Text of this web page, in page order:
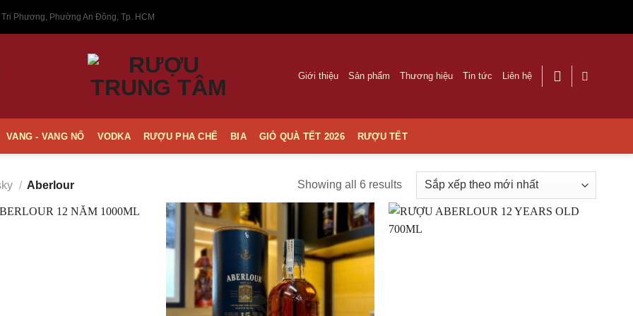
Phương, Phường An Đông, Tp. HCM
Giới thiệu Sản phẩm Thương hiệu Tin tức Liên hệ
VANG - VANG NỔ VODKA RƯỢU PHA CHẾ BIA GIỎ QUÀ TẾT 2026 RƯỢU TẾT
/ Aberlour Showing all 6 results